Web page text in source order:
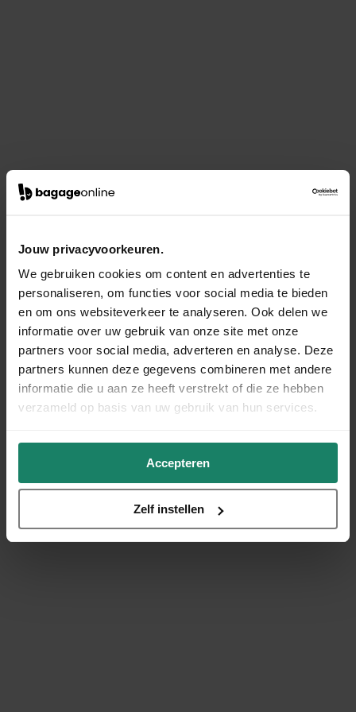
Jouw privacyvoorkeuren.
We gebruiken cookies om content en advertenties te
personaliseren, om functies voor social media te bieden
en om ons websiteverkeer te analyseren. Ook delen we
informatie over uw gebruik van onze site met onze
partners voor social media, adverteren en analyse. Deze
partners kunnen deze gegevens combineren met andere
informatie die u aan ze heeft verstrekt of die ze hebben
verzameld op basis van uw gebruik van hun services.
Accepteren
Zelf instellen